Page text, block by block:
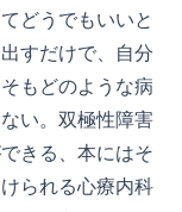
どうでもいいと
すだけで、自分
もどのような病
い。双極性障害
きる、本にはそ
られる心療内科